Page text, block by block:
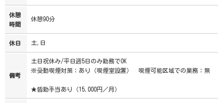
休憩
時間
休憩90分
休日 土,日
備考
土日祝休み/平日週5日のみ勤務でOK
※受動喫煙対策：あり（喫煙室設置） 喫煙可能区域での業務：無
★皆勤手当あり（15,000円／月）